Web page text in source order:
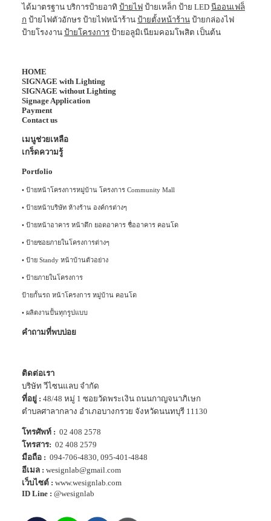
ได้มาตรฐาน บริการป้ายอาทิ ป้ายไฟ ป้ายเหล็ก ป้าย LED นีออนเฟล็
ก ป้ายไฟตัวอักษร ป้ายไฟหน้าร้าน ป้ายตั้งหน้าร้านป้ายกล่องไฟ
ป้ายโรงงาน ป้ายโครงการป้ายอลูมิเนียมคอมโพสิต เป็นต้น
HOME
SIGNAGE with Lighting
SIGNAGE without Lighting
Signage Application
Payment
Contact us
เมนูช่วยเหลือ
เกร็ดความรู้
Portfolio
• ป้ายหน้าโครงการหมู่บ้าน โครงการ Community Mall
• ป้ายหน้าบริษัท ห้างร้าน องค์กรต่างๆ
• ป้ายหน้าอาคาร หน้าตึก ยอดอาคาร ชื่ออาคาร คอนโด
• ป้ายซอยภายในโครงการต่างๆ
• ป้าย Standy หน้าบ้านตัวอย่าง
• ป้ายภายในโครงการ
ป้ายกั้นรถ หน้าโครงการ หมู่บ้าน คอนโด
• ผลิตงานปั้นทุกรูปแบบ
คำถามที่พบบ่อย
ติดต่อเรา
บริษัท วีไซนแลบ จำกัด
ที่อยู่ : 48/48 หมู่ 1 ซอยวัดพระเงิน ถนนกาญจนาภิเษก
ตำบลศาลากลาง อำเภอบางกรวย จังหวัดนนทบุรี 11130
โทรศัพท์ : 02 408 2578
โทรสาร: 02 408 2579
มือถือ : 094-706-4830, 095-401-4848
อีเมล : wesignlab@gmail.com
เว็บไซต์ : www.wesignlab.com
ID Line : @wesignlab